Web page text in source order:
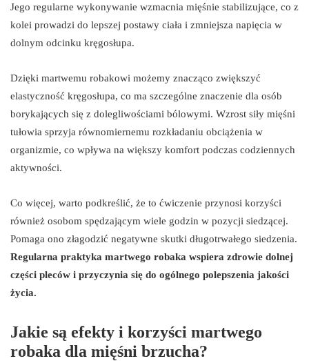
Jego regularne wykonywanie wzmacnia mięśnie stabilizujące, co z
kolei prowadzi do lepszej postawy ciała i zmniejsza napięcia w
dolnym odcinku kręgosłupa.
Dzięki martwemu robakowi możemy znacząco zwiększyć
elastyczność kręgosłupa, co ma szczególne znaczenie dla osób
borykających się z dolegliwościami bólowymi. Wzrost siły mięśni
tułowia sprzyja równomiernemu rozkładaniu obciążenia w
organizmie, co wpływa na większy komfort podczas codziennych
aktywności.
Co więcej, warto podkreślić, że to ćwiczenie przynosi korzyści
również osobom spędzającym wiele godzin w pozycji siedzącej.
Pomaga ono złagodzić negatywne skutki długotrwałego siedzenia.
Regularna praktyka martwego robaka wspiera zdrowie dolnej
części pleców i przyczynia się do ogólnego polepszenia jakości
życia.
Jakie są efekty i korzyści martwego
robaka dla mięśni brzucha?